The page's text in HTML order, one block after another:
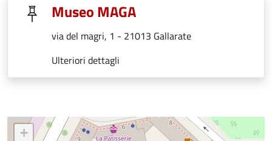
Museo MAGA
via del magri, 1 - 21013 Gallarate
Ulteriori dettagli
+